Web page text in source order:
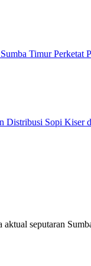
Timur
Distribusi Sopi
seputaran